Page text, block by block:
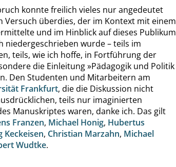
konnte freilich vieles nur angedeutet
Versuch überdies, der im Kontext mit einem
und im Hinblick auf dieses Publikum
niedergeschrieben wurde – teils im
teils, wie ich hoffe, in Fortführung der
die Einleitung»Pädagogik und Politik
Den Studenten und Mitarbeitern am
Frankfurt, die die Diskussion nicht
teils nur imaginierten
Manuskriptes waren, danke ich. Das gilt
Franzen, Michael Honig, Hubertus
Keckeisen, Christian Marzahn, Michael
Wudtke.